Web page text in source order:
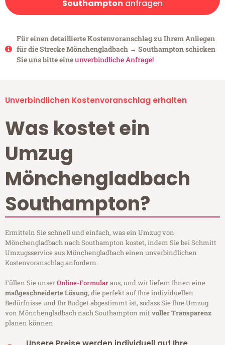
Southampton anfragen
Für einen detaillierte Kostenvoranschlag zu Ihrem Anliegen
für die Strecke Mönchengladbach → Southampton schicken
Sie uns bitte eineunverbindliche Anfrage!
Unverbindlichen Kostenvoranschlag erhalten
Was kostet ein
Umzug
Mönchengladbach
Southampton?
Ermitteln Sie schnell und einfach, was ein Umzug von
Mönchengladbach nach Southampton kostet, indem Sie bei Schmitt
Umzugsservice aus Mönchengladbach einen unverbindlichen
Kostenvoranschlag anfordern.
Füllen Sie unserOnline-Formularaus, und wir liefern Ihnen eine
maßgeschneiderte Lösung, die perfekt auf Ihre individuellen
Bedürfnisse und Ihr Budget abgestimmt ist, sodass Sie Ihre Umzug
von Mönchengladbach nach Southampton mitvoller Transparenz
planen können.